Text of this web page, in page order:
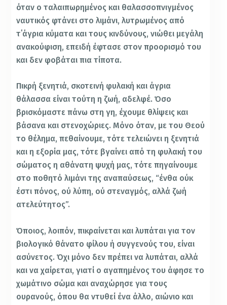
όταν ο ταλαιπωρημένος και θαλασσοπνιγμένος
ναυτικός φτάνει στο λιμάνι, λυτρωμένος από
τ΄άγρια κύματα και τους κινδύνους, νιώθει μεγάλη
ανακούφιση, επειδή έφτασε στον προορισμό του
και δεν φοβάται πια τίποτα.
Πικρή ξενητιά, σκοτεινή φυλακή και άγρια
θάλασσα είναι τούτη η ζωή, αδελφέ. Όσο
βρισκόμαστε πάνω στη γη, έχουμε θλίψεις και
βάσανα και στενοχώριες. Μόνο όταν, με του Θεού
το θέλημα, πεθαίνουμε, τότε τελειώνει η ξενητιά
και η εξορία μας, τότε βγαίνει από τη φυλακή του
σώματος η αθάνατη ψυχή μας, τότε πηγαίνουμε
στο ποθητό λιμάνι της αναπαύσεως, “ένθα ούκ
έστι πόνος, ού λύπη, ού στεναγμός, αλλά ζωή
ατελεύτητος”.
Όποιος, λοιπόν, πικραίνεται και λυπάται για τον
βιολογικό θάνατο φίλου ή συγγενούς του, είναι
ασύνετος. Όχι μόνο δεν πρέπει να λυπάται, αλλά
και να χαίρεται, γιατί ο αγαπημένος του άφησε το
χωμάτινο σώμα και αναχώρησε για τους
ουρανούς, όπου θα ντυθεί ένα άλλο, αιώνιο και